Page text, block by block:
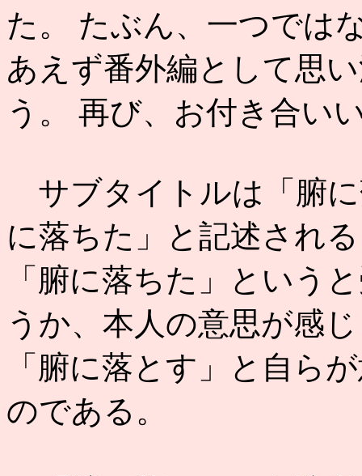
た。 たぶん、一つでは
あえず番外編として思
う。 再び、お付き合い
サブタイトルは「腑
に落ちた」と記述され
「腑に落ちた」という
うか、本人の意思が感
「腑に落とす」と自ら
のである。